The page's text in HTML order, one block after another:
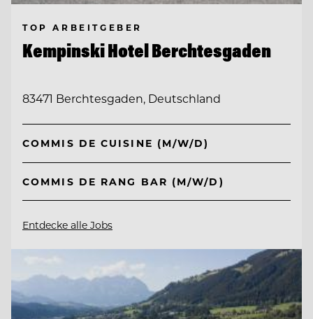
TOP ARBEITGEBER
Kempinski Hotel Berchtesgaden
83471 Berchtesgaden, Deutschland
COMMIS DE CUISINE (M/W/D)
COMMIS DE RANG BAR (M/W/D)
Entdecke alle Jobs